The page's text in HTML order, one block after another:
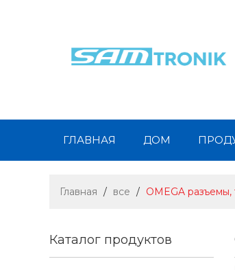
ГЛАВНАЯ ДОМ
Главная / все / OMEGA
Каталог продуктов